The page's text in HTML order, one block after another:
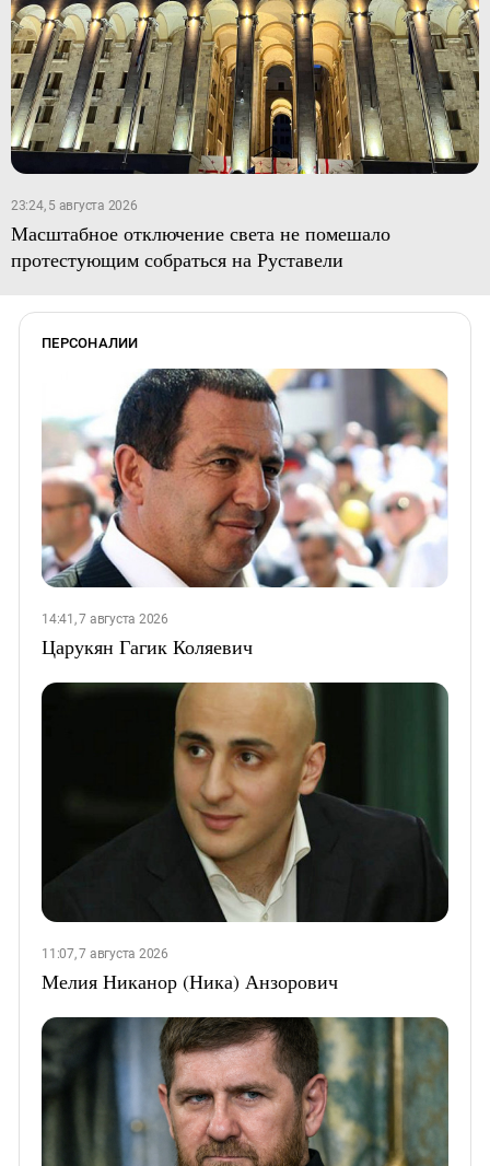
23:24, 5 августа 2026
Масштабное отключение света не помешало
протестующим собраться на Руставели
ПЕРСОНАЛИИ
14:41, 7 августа 2026
Царукян Гагик Коляевич
11:07, 7 августа 2026
Мелия Никанор (Ника) Анзорович